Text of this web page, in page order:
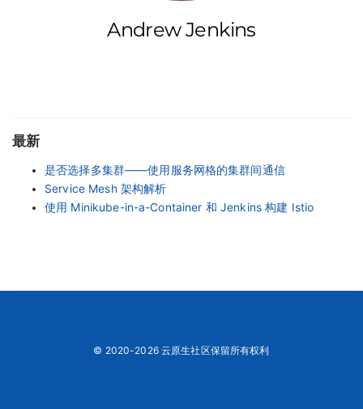
Andrew Jenkins
最新
是否选择多集群——使用服务网格的集群间通信
Service Mesh 架构解析
使用 Minikube-in-a-Container 和 Jenkins 构建 Istio
© 2020-2026 云原生社区保留所有权利